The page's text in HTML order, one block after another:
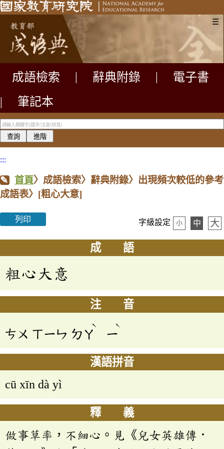
☰
成語檢索 辭典附錄
電子書
|
筆記本
:::
首頁〉成語檢索〉辭典附錄〉出現頻次較低的參考
成語表〉 [粗心大意]
列印 字級設定 小 中 大
成 語
粗心大意
注 音
ㄘㄨ ㄒㄧㄣ ㄉㄚ
ˋ
ㄧ
ˋ
漢語拼音
cū xīn dà yì
釋 義
做事草率，不細心。見《兒女英雄傳．